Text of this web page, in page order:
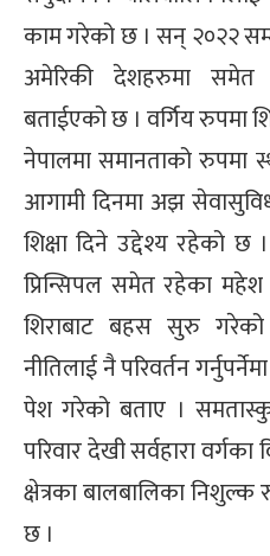
काम गरेको छ । सन् २०२२
अमेरिकी देशहरुमा समेत
बताईएको छ । वर्गिय रुपमा
नेपालमा समानताको रुपमा
आगामी दिनमा अझ
शिक्षा दिने उद्देश्य रहेको
प्रिन्सिपल समेत रहेका महेश
शिराबाट बहस सुरु
नीतिलाई नै परिवर्तन
पेश गरेको बताए ।
परिवार देखी सर्वहारा
क्षेत्रका बालबालिका
छ ।